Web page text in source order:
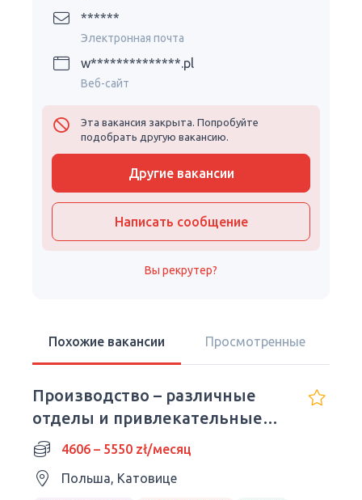
******
Электронная почта
w**************.pl
Веб-сайт
Эта вакансия закрыта. Попробуйте
подобрать другую вакансию.
Другие вакансии
Написать сообщение
Вы рекрутер?
Похожие вакансии Просмотренные
Производство – различные
отделы и привлекательные
доплаты, жилье
4606 – 5550 zł/месяц
Польша, Катовице